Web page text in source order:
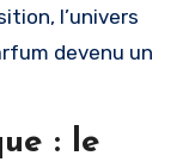
l’univers
devenu un
: le